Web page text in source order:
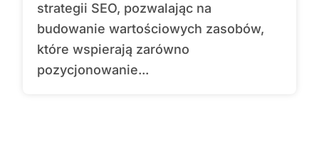
strategii SEO, pozwalając na
budowanie wartościowych zasobów,
które wspierają zarówno
pozycjonowanie...